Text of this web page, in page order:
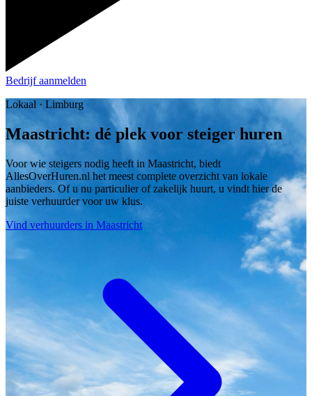
Bedrijf aanmelden
Lokaal · Limburg
Maastricht: dé plek voor steiger huren
Voor wie steigers nodig heeft in Maastricht, biedt
AllesOverHuren.nl het meest complete overzicht van lokale
aanbieders. Of u nu particulier of zakelijk huurt, u vindt hier de
juiste verhuurder voor uw klus.
Vind verhuurders in Maastricht